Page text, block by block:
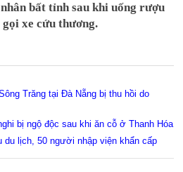
bất tỉnh sau khi uống rượu
xe cứu thương.
Trăng tại Đà Nẵng bị thu hồi do
bị ngộ độc sau khi ăn cỗ ở Thanh Hóa
du lịch, 50 người nhập viện khẩn cấp